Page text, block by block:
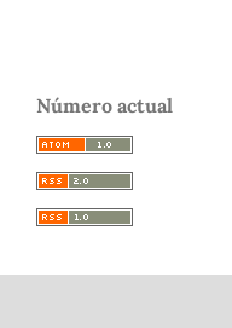
Número actual